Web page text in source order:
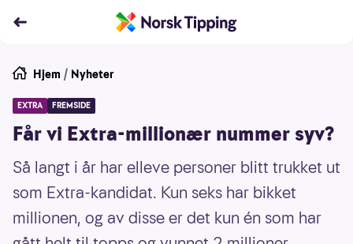
Hjem / Nyheter
EXTRA FREMSIDE
Får vi Extra-millionær nummer syv?
Så langt i år har elleve personer blitt trukket ut
som Extra-kandidat. Kun seks har bikket
millionen, og av disse er det kun én som har